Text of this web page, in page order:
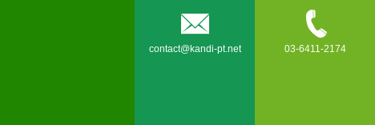

contact@kandi-pt.net

03-6411-2174